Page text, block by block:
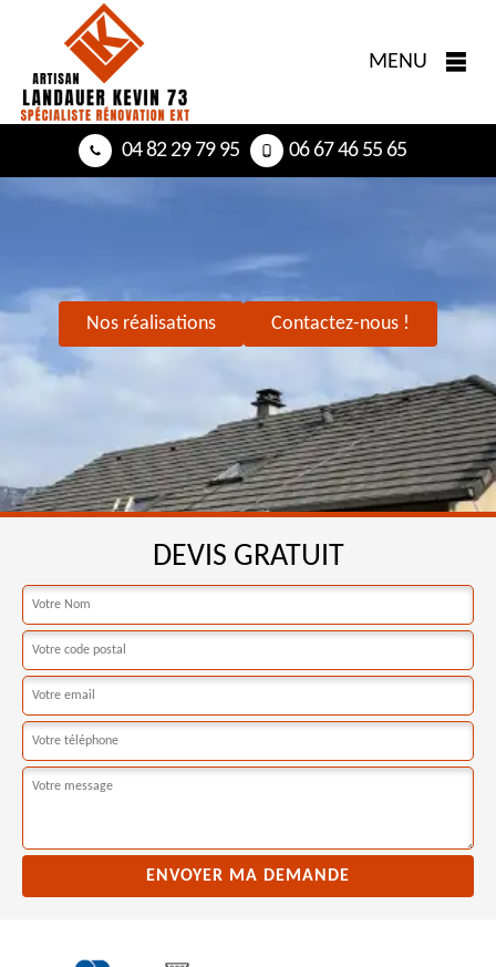
MENU
04 82 29 79 95 06 67 46 55 65
Nos réalisations Contactez-nous !
DEVIS GRATUIT